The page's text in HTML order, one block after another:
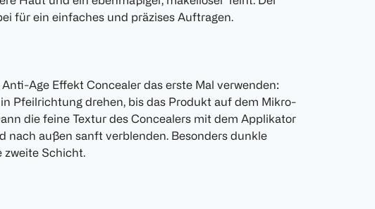
für ein einfaches und präzises Auftragen.
Age Effekt Concealer das erste Mal verwenden:
Pfeilrichtung drehen, bis das Produkt auf dem Mikro-
die feine Textur des Concealers mit dem Applikator
nach außen sanft verblenden. Besonders dunkle
zweite Schicht.